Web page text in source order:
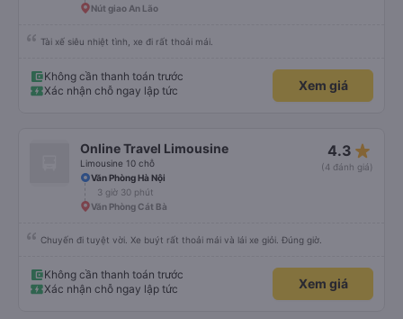
Nút giao An Lão
Tài xế siêu nhiệt tình, xe đi rất thoải mái.
Không cần thanh toán trước
Xác nhận chỗ ngay lập tức
Xem giá
Online Travel Limousine
Limousine 10 chỗ
4.3 star_rate
(4 đánh giá)
Văn Phòng Hà Nội
3 giờ 30 phút
Văn Phòng Cát Bà
Chuyến đi tuyệt vời. Xe buýt rất thoải mái và lái xe giỏi. Đúng giờ.
Không cần thanh toán trước
Xác nhận chỗ ngay lập tức
Xem giá